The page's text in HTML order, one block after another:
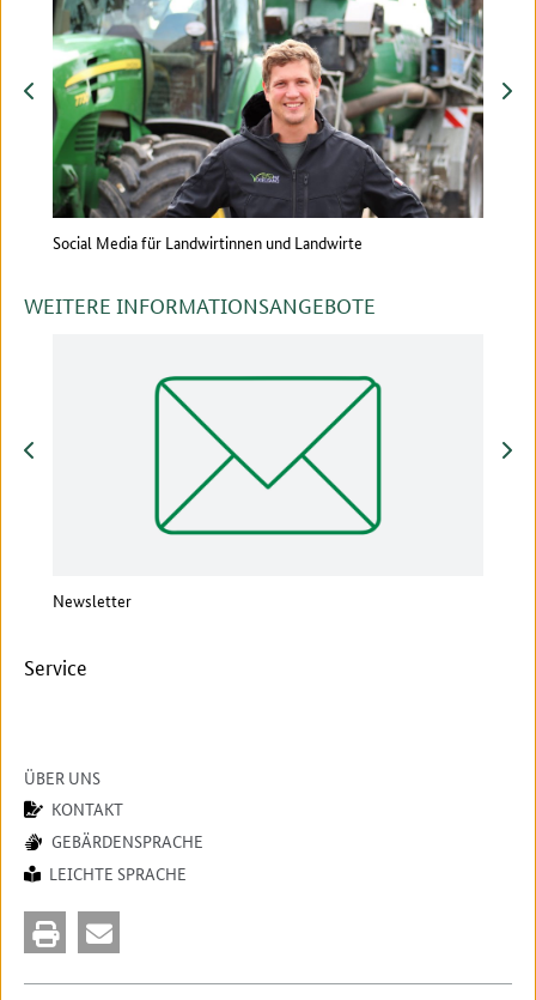
zurück
Social Media für Landwirtinnen und Landwirte
vor
WEITERE INFORMATIONSANGEBOTE
Newsletter
vor
Service
ÜBER UNS
KONTAKT
GEBÄRDENSPRACHE
LEICHTE SPRACHE